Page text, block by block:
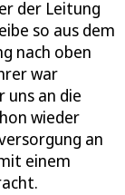
der Leitung
so aus dem
nach oben
war
uns an die
wieder
an
einem